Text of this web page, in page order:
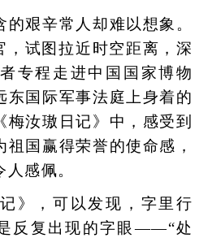
艰辛常人却难以想象。
，试图拉近时空距离，深
专程走进中国国家博物
东国际军事法庭上身着的
汝璈日记》中，感受到
国赢得荣誉的使命感，
感佩。
，可以发现，字里行
反复出现的字眼——“处